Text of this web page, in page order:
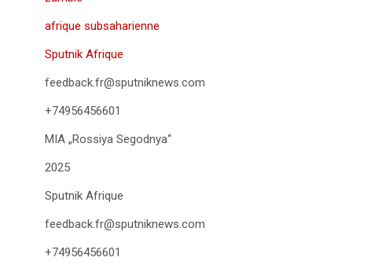
afrique subsaharienne
Sputnik Afrique
feedback.fr@sputniknews.com
+74956456601
MIA „Rossiya Segodnya“
2025
Sputnik Afrique
feedback.fr@sputniknews.com
+74956456601